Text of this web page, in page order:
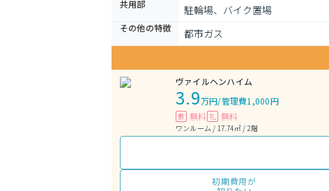
共用部
駐輪場、バイク置場
その他の特徴
都市ガス
ヴァイルヘンハイム
3.9万円/管理費1,000円
敷 無料 礼 無料
ワンルーム / 17.74㎡ / 2階
初期費用が